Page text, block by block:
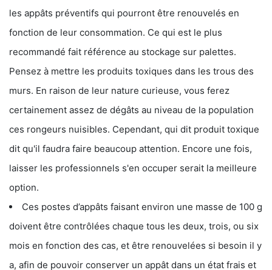
les appâts préventifs qui pourront être renouvelés en
fonction de leur consommation. Ce qui est le plus
recommandé fait référence au stockage sur palettes.
Pensez à mettre les produits toxiques dans les trous des
murs. En raison de leur nature curieuse, vous ferez
certainement assez de dégâts au niveau de la population
ces rongeurs nuisibles. Cependant, qui dit produit toxique
dit qu'il faudra faire beaucoup attention. Encore une fois,
laisser les professionnels s'en occuper serait la meilleure
option.
Ces postes d’appâts faisant environ une masse de 100 g
doivent être contrôlées chaque tous les deux, trois, ou six
mois en fonction des cas, et être renouvelées si besoin il y
a, afin de pouvoir conserver un appât dans un état frais et